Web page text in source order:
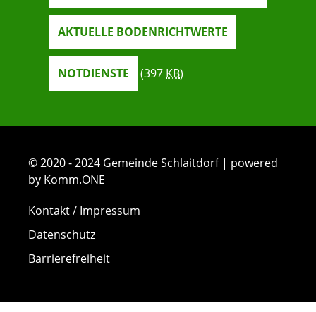
AKTUELLE BODENRICHTWERTE
NOTDIENSTE (397 KB)
© 2020 - 2024 Gemeinde Schlaitdorf | powered
by Komm.ONE
Kontakt / Impressum
Datenschutz
Barrierefreiheit